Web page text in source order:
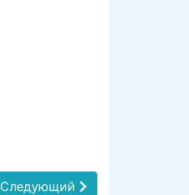
Следующий